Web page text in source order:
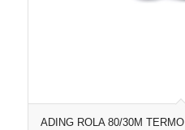
ADING ROLA 80/30M TERMO